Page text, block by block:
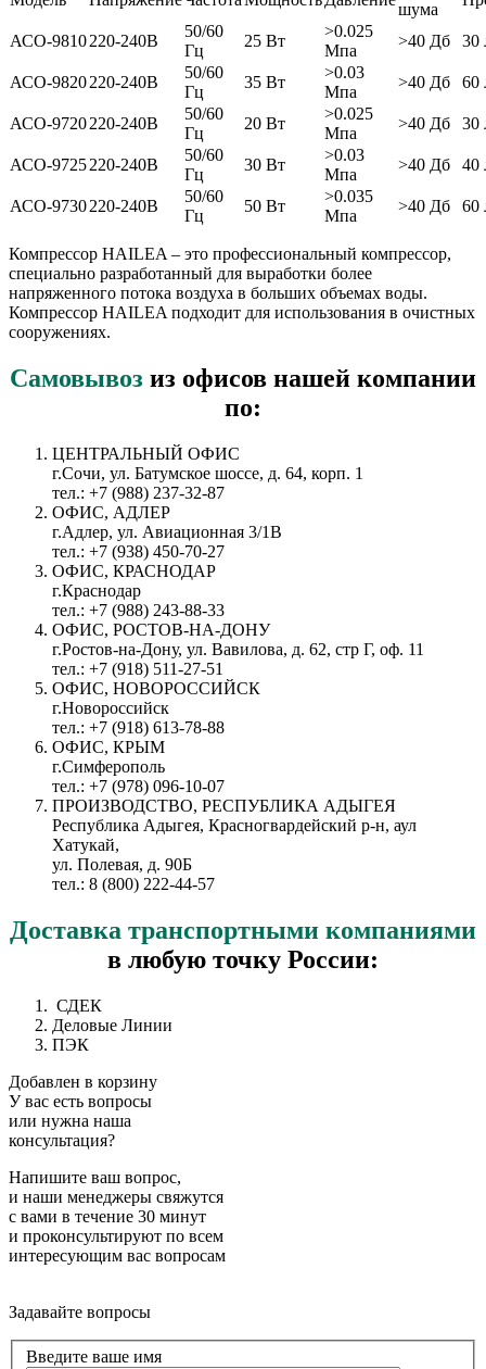
шума
АСО-9810220-240В
50/60
Гц
25 Вт
>0.025
Мпа
>40 Дб 30
АСО-9820220-240В
50/60
Гц
35 Вт
>0.03
Мпа
>40 Дб 60
АСО-9720220-240В
50/60
Гц
20 Вт
>0.025
Мпа
>40 Дб 30
АСО-9725220-240В
50/60
Гц
30 Вт
>0.03
Мпа
>40 Дб 40
АСО-9730220-240В
50/60
Гц
50 Вт
>0.035
Мпа
>40 Дб 60
Компрессор HAILEA – это профессиональный компрессор,
специально разработанный для выработки более
напряженного потока воздуха в больших объемах воды.
Компрессор HAILEA подходит для использования в очистных
сооружениях.
Самовывоз из офисов нашей компании
по:
ЦЕНТРАЛЬНЫЙ ОФИС
г.Сочи, ул. Батумское шоссе, д. 64, корп. 1
тел.: +7 (988) 237-32-87
ОФИС, АДЛЕР
г.Адлер, ул. Авиационная 3/1В
тел.: +7 (938) 450-70-27
ОФИС, КРАСНОДАР
г.Краснодар
тел.: +7 (988) 243-88-33
ОФИС, РОСТОВ-НА-ДОНУ
г.Ростов-на-Дону, ул. Вавилова, д. 62, стр Г, оф. 11
тел.: +7 (918) 511-27-51
ОФИС, НОВОРОССИЙСК
г.Новороссийск
тел.: +7 (918) 613-78-88
ОФИС, КРЫМ
г.Симферополь
тел.: +7 (978) 096-10-07
ПРОИЗВОДСТВО, РЕСПУБЛИКА АДЫГЕЯ
Республика Адыгея, Красногвардейский р-н, аул
Хатукай,
ул. Полевая, д. 90Б
тел.: 8 (800) 222-44-57
Доставка транспортными компаниями
в любую точку России:
СДЕК
Деловые Линии
ПЭК
Добавлен в корзину
У вас есть вопросы
или нужна наша
консультация?
Напишите ваш вопрос,
и наши менеджеры свяжутся
с вами в течение 30 минут
и проконсультируют по всем
интересующим вас вопросам
Задавайте вопросы
Введите ваше имя